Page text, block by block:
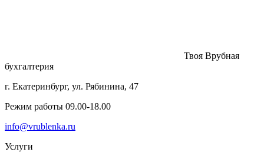
Твоя Врубная
бухгалтерия
г. Екатеринбург, ул. Рябинина, 47
Режим работы 09.00-18.00
info@vrublenka.ru
Услуги